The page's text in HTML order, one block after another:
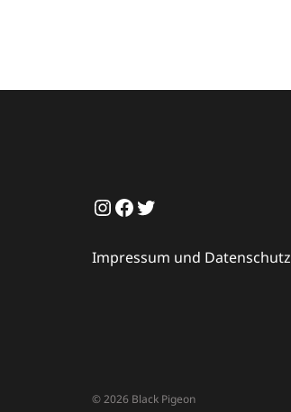
Instagram
Facebook
Twitter
Impressum und Datenschutz
© 2026 Black Pigeon